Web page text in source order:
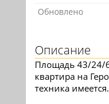
Обновлено
Описание
Площадь 43/24/
квартира на
техника